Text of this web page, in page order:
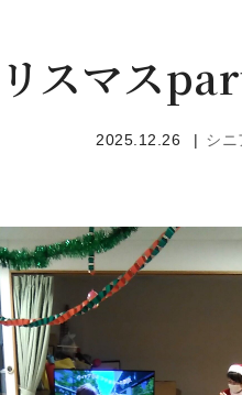
スマス
2025.12.26 シニ